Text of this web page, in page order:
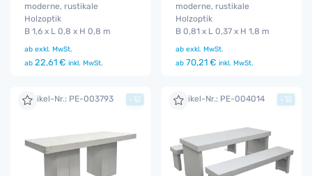
moderne, rustikale
Holzoptik
B 1,6 x L 0,8 x H 0,8 m
ab exkl. MwSt.
ab 22,61 € inkl. MwSt.
moderne, rustikale
Holzoptik
B 0,81 x L 0,37 x H 1,8 m
ab exkl. MwSt.
ab 70,21 € inkl. MwSt.
Artikel-Nr.: PE-003793 + Artikel-Nr.: PE-004014 +